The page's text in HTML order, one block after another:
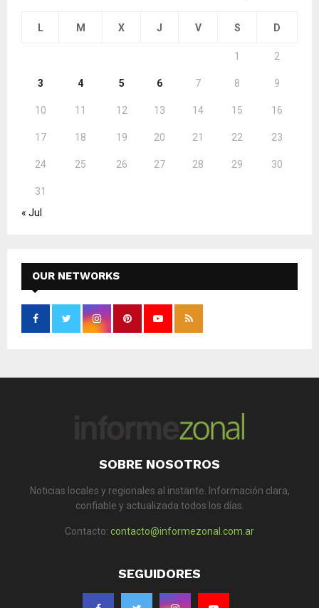
L M X J V S D
1 2
3 4 5 6 7 8 9
10 11 12 13 14 15 16
17 18 19 20 21 22 23
24 25 26 27 28 29 30
31
« Jul
OUR NETWORKS
SOBRE NOSOTROS
Noticias locales y regionales al instante. Información clara,
confiable y actualizada todos los días.
Contacto: contacto@informezonal.com.ar
SEGUIDORES